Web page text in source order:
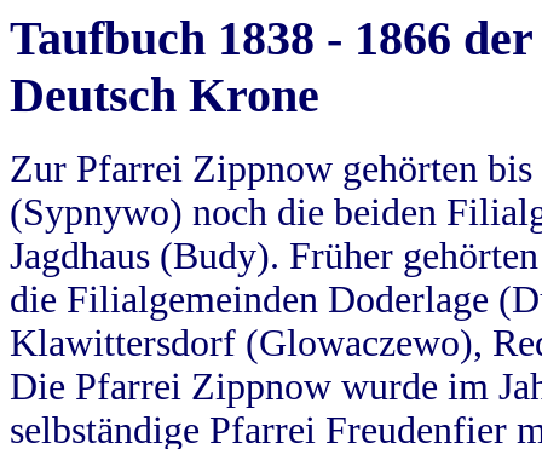
Taufbuch 1838 - 1866
Deutsch Krone
Zur Pfarrei Zippnow gehörten
(Sypnywo) noch die beiden
Jagdhaus (Budy). Früher
die Filialgemeinden Doderlage
Klawittersdorf (Glowaczewo),
Die Pfarrei Zippnow wurde im
selbständige Pfarrei Freudenfier